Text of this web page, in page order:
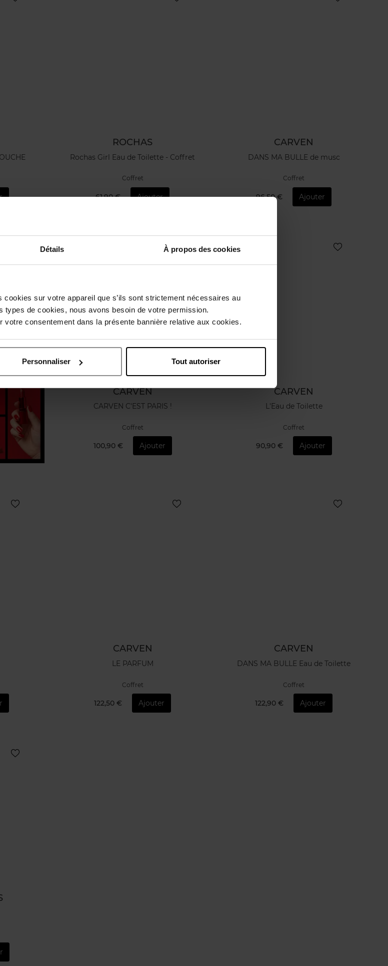
Détails À propos des cookies
sur votre appareil que s’ils sont strictement nécessaires au
types de cookies, nous avons besoin de votre permission.
consentement dans la présente bannière relative aux cookies.
Personnaliser Tout autoriser
ROCHAS
Rochas Girl Eau de Toilette - Coffret
Coffret
61,90 € Ajouter
CARVEN
DANS MA BULLE de musc
Coffret
96,50 € Ajouter
CARVEN
CARVEN C'EST PARIS !
Coffret
100,90 € Ajouter
CARVEN
L'Eau de Toilette
Coffret
90,90 € Ajouter
CARVEN
LE PARFUM
Coffret
122,50 € Ajouter
CARVEN
DANS MA BULLE Eau de Toilette
Coffret
122,90 € Ajouter